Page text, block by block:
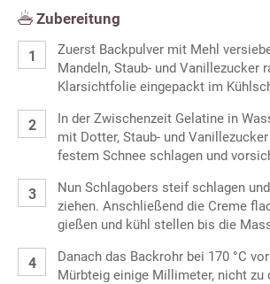
Zubereitung
Zuerst Backpulver mit Mehl
Mandeln, Staub- und Vanillezucker
Klarsichtfolie eingepackt im
In der Zwischenzeit Gelatine in
mit Dotter, Staub- und
festem Schnee schlagen und
Nun Schlagobers steif schlagen
ziehen. Anschließend die Creme
gießen und kühl stellen bis die
Danach das Backrohr bei 170 °C
Mürbteig einige Millimeter, nicht zu